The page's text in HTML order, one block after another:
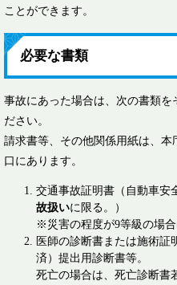
ことができます。
必要な書類
事故にあった場合は、次の書類を
ださい。
請求書等、その他関係用紙は、
口にあります。
交通事故証明書（自動車安
故扱いに限る。）
※災害の程度が9等級の場
医師の診断書または施術証
済）提出用診断書等。
死亡の場合は、死亡診断書